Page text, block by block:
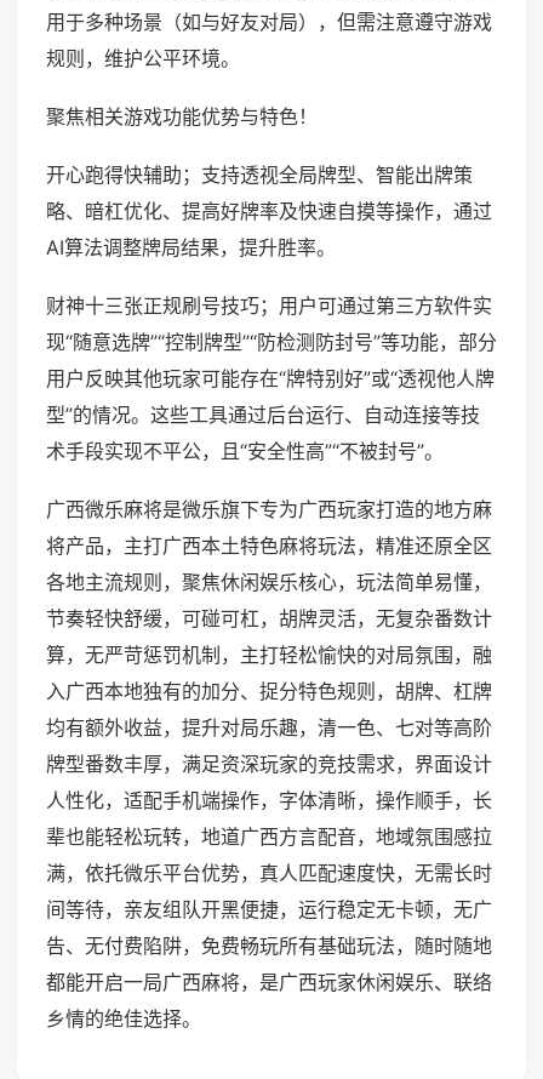
用于多种场景（如与好友对局），但需注意遵守游戏
规则，维护公平环境。
聚焦相关游戏功能优势与特色！
开心跑得快辅助；支持透视全局牌型、智能出牌策
略、暗杠优化、提高好牌率及快速自摸等操作，通过
AI算法调整牌局结果，提升胜率。
财神十三张正规刷号技巧；用户可通过第三方软件实
现“随意选牌”“控制牌型”“防检测防封号”等功能，部分
用户反映其他玩家可能存在“牌特别好”或“透视他人牌
型”的情况。这些工具通过后台运行、自动连接等技
术手段实现不平公，且“安全性高”“不被封号”。
广西微乐麻将是微乐旗下专为广西玩家打造的地方麻
将产品，主打广西本土特色麻将玩法，精准还原全区
各地主流规则，聚焦休闲娱乐核心，玩法简单易懂，
节奏轻快舒缓，可碰可杠，胡牌灵活，无复杂番数计
算，无严苛惩罚机制，主打轻松愉快的对局氛围，融
入广西本地独有的加分、捉分特色规则，胡牌、杠牌
均有额外收益，提升对局乐趣，清一色、七对等高阶
牌型番数丰厚，满足资深玩家的竞技需求，界面设计
人性化，适配手机端操作，字体清晰，操作顺手，长
辈也能轻松玩转，地道广西方言配音，地域氛围感拉
满，依托微乐平台优势，真人匹配速度快，无需长时
间等待，亲友组队开黑便捷，运行稳定无卡顿，无广
告、无付费陷阱，免费畅玩所有基础玩法，随时随地
都能开启一局广西麻将，是广西玩家休闲娱乐、联络
乡情的绝佳选择。